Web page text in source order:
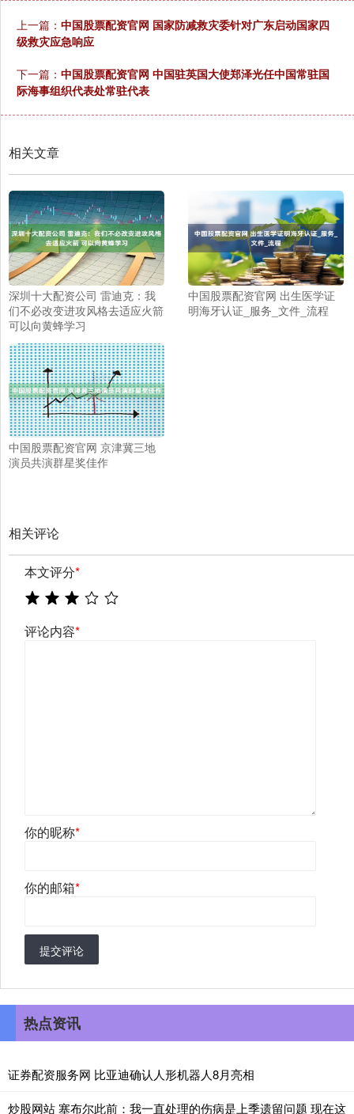
上一篇： 中国股票配资官网 国家防减救灾委针对广东启动国家四
级救灾应急响应
下一篇： 中国股票配资官网 中国驻英国大使郑泽光任中国常驻国
际海事组织代表处常驻代表
相关文章
深圳十大配资公司 雷迪克：我
们不必改变进攻风格去适应火箭
可以向黄蜂学习
中国股票配资官网 出生医学证
明海牙认证_服务_文件_流程
中国股票配资官网 京津冀三地
演员共演群星奖佳作
相关评论
本文评分*
评论内容*
你的昵称*
你的邮箱*
提交评论
热点资讯
证券配资服务网 比亚迪确认人形机器人8月亮相
炒股网站 塞布尔此前：我一直处理的伤病是上季遗留问题 现在这